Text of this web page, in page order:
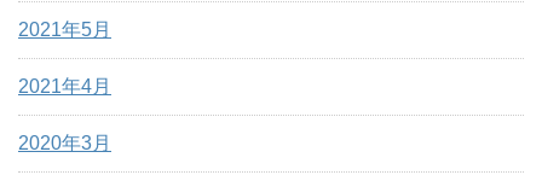
2021年5月
2021年4月
2020年3月